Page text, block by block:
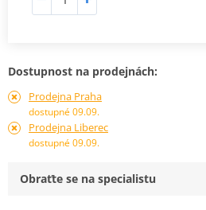
Dostupnost na prodejnách:
Prodejna Praha
dostupné 09.09.
Prodejna Liberec
dostupné 09.09.
Obraťte se na specialistu